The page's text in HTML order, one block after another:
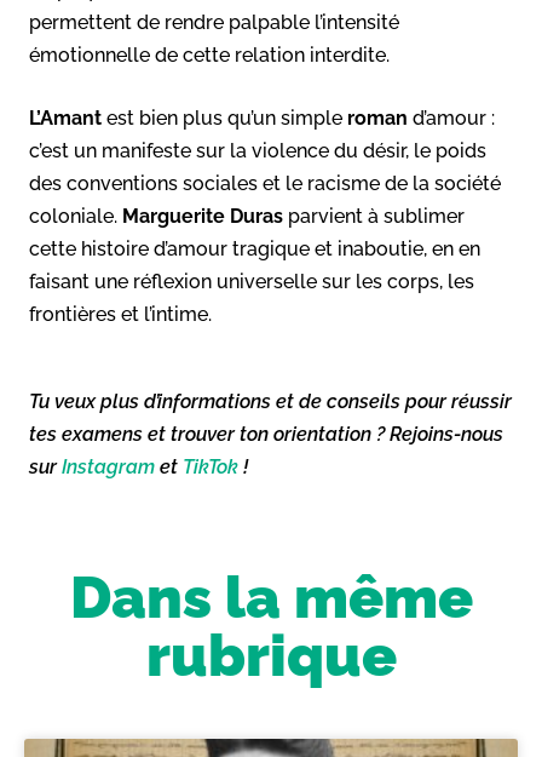
permettent de rendre palpable l’intensité
émotionnelle de cette relation interdite.
L’Amant est bien plus qu’un simple roman d’amour :
c’est un manifeste sur la violence du désir, le poids
des conventions sociales et le racisme de la société
coloniale. Marguerite Duras parvient à sublimer
cette histoire d’amour tragique et inaboutie, en en
faisant une réflexion universelle sur les corps, les
frontières et l’intime.
Tu veux plus d’informations et de conseils pour réussir
tes examens et trouver ton orientation ? Rejoins-nous
surInstagram et TikTok !
Dans la même
rubrique